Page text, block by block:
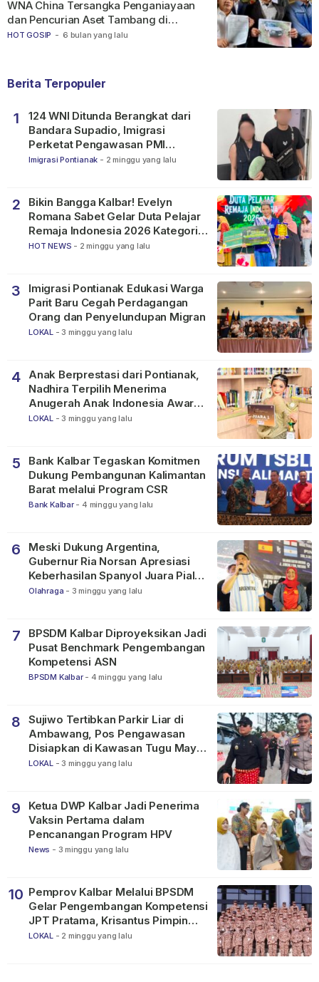
HOT GOSIP - 6 bulan yang lalu
WNA China Tersangka Penganiayaan
dan Pencurian Aset Tambang di
Ketapang
Berita Terpopuler
1
124 WNI Ditunda Berangkat dari
Bandara Supadio, Imigrasi
Perketat Pengawasan PMI
Nonprosedural
Imigrasi Pontianak - 2 minggu yang lalu
2
Bikin Bangga Kalbar! Evelyn
Romana Sabet Gelar Duta Pelajar
Remaja Indonesia 2026 Kategori
SMP
HOT NEWS - 2 minggu yang lalu
3
Imigrasi Pontianak Edukasi Warga
Parit Baru Cegah Perdagangan
Orang dan Penyelundupan Migran
LOKAL - 3 minggu yang lalu
4
Anak Berprestasi dari Pontianak,
Nadhira Terpilih Menerima
Anugerah Anak Indonesia Awards
2026
LOKAL - 3 minggu yang lalu
5
Bank Kalbar Tegaskan Komitmen
Dukung Pembangunan Kalimantan
Barat melalui Program CSR
Bank Kalbar - 4 minggu yang lalu
6
Meski Dukung Argentina,
Gubernur Ria Norsan Apresiasi
Keberhasilan Spanyol Juara Piala
Dunia FIFA 2026
Olahraga - 3 minggu yang lalu
7
BPSDM Kalbar Diproyeksikan Jadi
Pusat Benchmark Pengembangan
Kompetensi ASN
BPSDM Kalbar - 4 minggu yang lalu
8
Sujiwo Tertibkan Parkir Liar di
Ambawang, Pos Pengawasan
Disiapkan di Kawasan Tugu Mayor
Alianyang
LOKAL - 3 minggu yang lalu
9
Ketua DWP Kalbar Jadi Penerima
Vaksin Pertama dalam
Pencanangan Program HPV
News - 3 minggu yang lalu
10 Pemprov Kalbar Melalui BPSDM
Gelar Pengembangan Kompetensi
JPT Pratama, Krisantus Pimpin
Apel Peserta
LOKAL - 2 minggu yang lalu